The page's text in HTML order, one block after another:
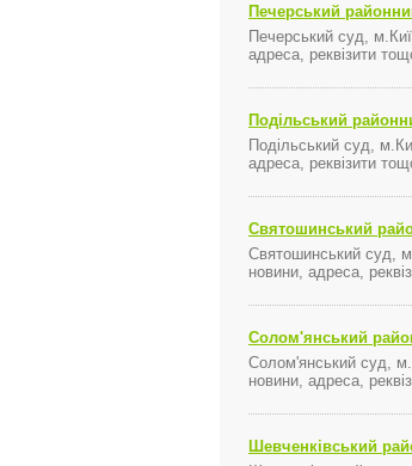
Печерський
Печерський суд,
адреса, реквізити
Подільський
Подільський суд,
адреса, реквізити
Святошинський
Святошинський суд,
новини, адреса,
Солом'янський
Солом'янський суд,
новини, адреса,
Шевченківський